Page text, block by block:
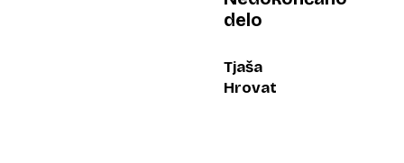
delo
Tjaša
Hrovat